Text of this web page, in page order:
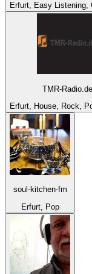
Erfurt, Easy Listening,
TMR-Radio.de
Erfurt, House, Rock,
soul-kitchen-fm
Erfurt, Pop